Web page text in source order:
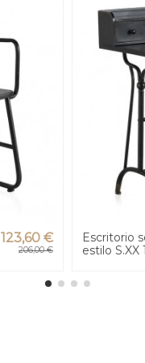
123,60 €
206,00 €
Escritorio
estilo